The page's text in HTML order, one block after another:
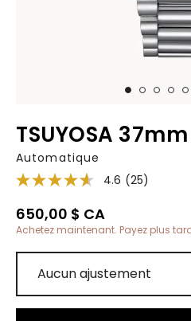
TSUYOSA 37mm
Automatique
4.6 (25)
650,00 $ CA
Achetez maintenant. Payez plus